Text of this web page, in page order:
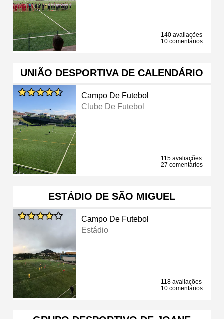
140 avaliações
10 comentários
UNIÃO DESPORTIVA DE CALENDÁRIO
Campo De Futebol
Clube De Futebol
115 avaliações
27 comentários
ESTÁDIO DE SÃO MIGUEL
Campo De Futebol
Estádio
118 avaliações
10 comentários